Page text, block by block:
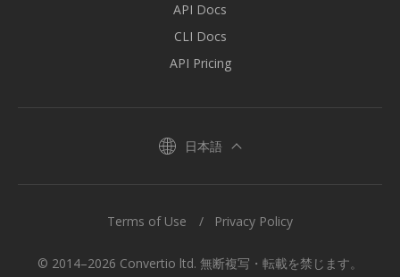
API Docs
CLI Docs
API Pricing
日本語
© 2014–2026 Convertio ltd. 無断複写・転載を禁じます。
Terms of Use Privacy Policy